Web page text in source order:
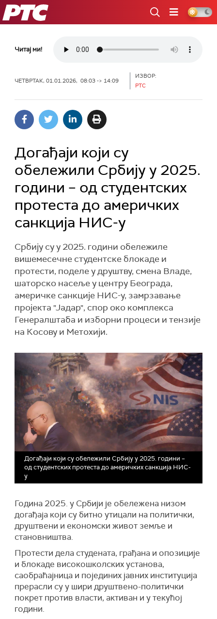
РТС
Читај ми!
ЧЕТВРТАК, 01.01.2026, 08:03 -> 14:09
ИЗВОР:
РТС
Догађаји који су
обележили Србију у 2025.
години – од студентских
протеста до америчких
санкција НИС-у
Србију су у 2025. години обележиле
вишемесечне студентске блокаде и
протести, поделе у друштву, смена Владе,
шаторско насеље у центру Београда,
америчке санкције НИС-у, замрзавање
пројекта "Јадар", спор око комплекса
Генералштаба и изборни процеси и тензије
на Косову и Метохији.
Догађаји који су обележили Србију у 2025. години –
од студентских протеста до америчких санкција НИС-
у
Година 2025. у Србији је обележена низом
догађаја који су битно утицали на политички,
друштвени и економски живот земље и
становништва.
Протести дела студената, грађана и опозиције
и блокаде високошколских установа,
саобраћајница и појединих јавних институција
прерасли су у шири друштвено-политички
покрет против власти, активан и у текућој
години.